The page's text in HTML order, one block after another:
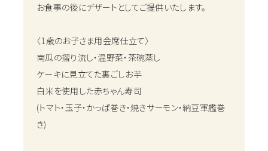
お食事の後にデザートとしてご提供いたします。
〈1歳のお子さま用会席仕立て〉
南瓜の摺り流し・温野菜・茶碗蒸し
ケーキに見立てた裏ごしお芋
白米を使用した赤ちゃん寿司
(トマト・玉子・かっぱ巻き・焼きサーモン・納豆軍艦巻
き)